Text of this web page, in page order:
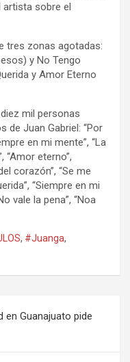
sobre el
tres zonas agotadas:
y No Tengo
y Amor Eterno
mil personas
de Juan Gabriel: “Por
en mi mente”, “La
“Amor eterno”,
corazón”, “Se me
“Siempre en mi
vale la pena”, “Noa
, #Juanga,
en Guanajuato pide